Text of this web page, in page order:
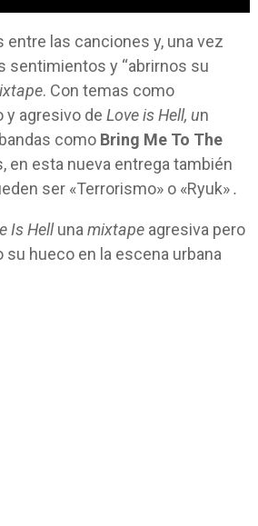
las canciones y, una vez
sentimientos y “abrirnos su
. Con temas como
y agresivo de Love is Hell, un
como Bring Me To The
en esta nueva entrega también
ser «Terrorismo» o «Ryuk».
Is Helluna mixtape agresiva pero
hueco en la escena urbana